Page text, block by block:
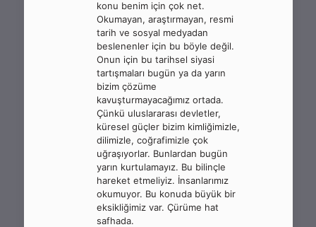
konu benim için çok net.
Okumayan, araştırmayan, resmi
tarih ve sosyal medyadan
beslenenler için bu böyle değil.
Onun için bu tarihsel siyasi
tartışmaları bugün ya da yarın
bizim çözüme
kavuşturmayacağımız ortada.
Çünkü uluslararası devletler,
küresel güçler bizim kimliğimizle,
dilimizle, coğrafimizle çok
uğraşıyorlar. Bunlardan bugün
yarın kurtulamayız. Bu bilinçle
hareket etmeliyiz. İnsanlarımız
okumuyor. Bu konuda büyük bir
eksikliğimiz var. Çürüme hat
safhada.